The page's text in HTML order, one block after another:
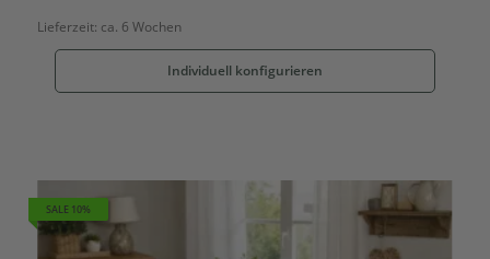
Lieferzeit: ca. 6 Wochen
Individuell konfigurieren
SALE 10%